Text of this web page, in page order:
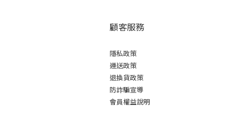
顧客服務
隱私政策
運送政策
退換貨政策
防詐騙宣導
會員權益說明